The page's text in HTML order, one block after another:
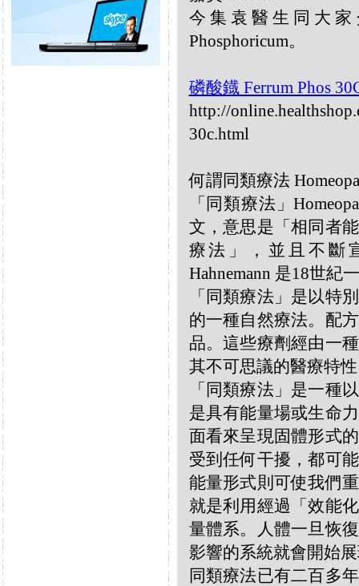
今集袁醫生同大家
Phosphoricum。
磷酸鐡 Ferrum Phos
http://
30c.html
何謂同類療法
「同類療法」
文，意思是「相同者
療法」，並且不斷
Hahnemann 是18世紀
「同類療法」是以特
的一種自然療法。配
品。這些療劑經由一
其不可思議的醫療特
「同類療法」是一種
是具有能量場或生命
面看來呈現固體形式
受到任何干擾，都可
能量形式則可使我們
就是利用經過「效能
量體系。人體一旦恢
影響的系統就會開始
同類療法已有二百多